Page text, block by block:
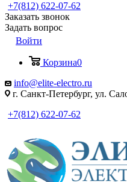
+7(812) 622-07-62
Заказать звонок
Задать вопрос
Войти
Корзина0
info@elite-electro.ru
г. Санкт-Петербург, ул.
+7(812) 622-07-62